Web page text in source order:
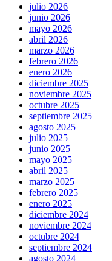
julio 2026
junio 2026
mayo 2026
abril 2026
marzo 2026
febrero 2026
enero 2026
diciembre 2025
noviembre 2025
octubre 2025
septiembre 2025
agosto 2025
julio 2025
junio 2025
mayo 2025
abril 2025
marzo 2025
febrero 2025
enero 2025
diciembre 2024
noviembre 2024
octubre 2024
septiembre 2024
agosto 2024